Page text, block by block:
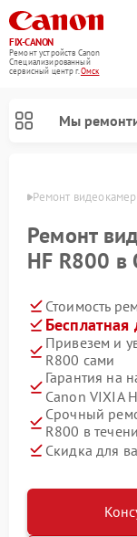
FIX-CANON
Ремонт устройств Canon
Специализированный
cервисный центр г.Омск
Мы
Ремонт
Ремонт
HF R800 в
Стоимость
Бесплатная
Привезем и
R800 сами
Гарантия на
Canon VIXIA
Срочный
R800 в
Скидка для